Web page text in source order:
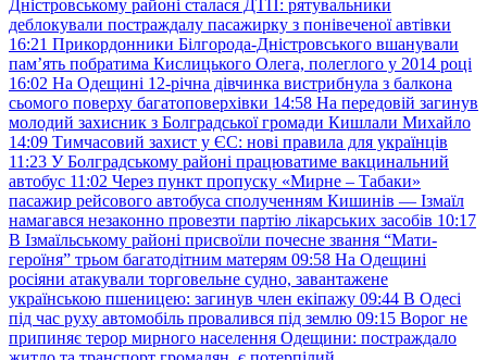
Дністровському районі сталася ДТП: рятувальники
деблокували постраждалу пасажирку з понівеченої автівки
16:21 Прикордонники Білгорода-Дністровського вшанували
пам’ять побратима Кислицького Олега, полеглого у 2014 році
16:02 На Одещині 12-річна дівчинка вистрибнула з балкона
сьомого поверху багатоповерхівки 14:58 На передовій загинув
молодий захисник з Болградської громади Кишлали Михайло
14:09 Тимчасовий захист у ЄС: нові правила для українців
11:23 У Болградському районі працюватиме вакцинальний
автобус 11:02 Через пункт пропуску «Мирне – Табаки»
пасажир рейсового автобуса сполученням Кишинів — Ізмаїл
намагався незаконно провезти партію лікарських засобів 10:17
В Ізмаїльському районі присвоїли почесне звання “Мати-
героїня” трьом багатодітним матерям 09:58 На Одещині
росіяни атакували торговельне судно, завантажене
українською пшеницею: загинув член екіпажу 09:44 В Одесі
під час руху автомобіль провалився під землю 09:15 Ворог не
припиняє терор мирного населення Одещини: постраждало